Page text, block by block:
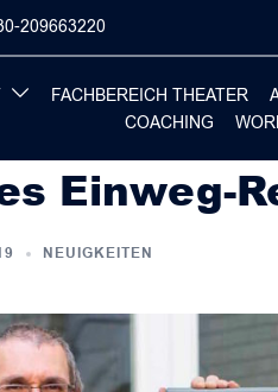
209663220
FACHBEREICH THEATER
COACHING
Einweg-
NEUIGKEITEN